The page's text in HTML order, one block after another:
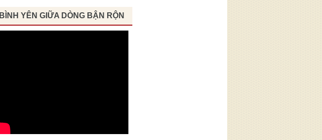
BÌNH YÊN GIỮA DÒNG BẬN RỘN